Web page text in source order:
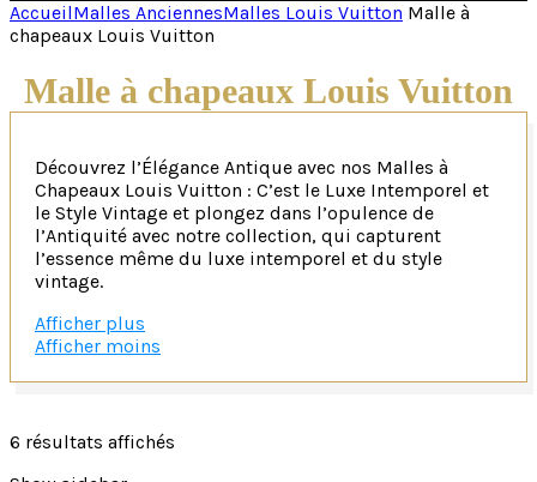
AccueilMalles AnciennesMalles Louis Vuitton Malle à
chapeaux Louis Vuitton
Malle à chapeaux Louis Vuitton
Découvrez l’Élégance Antique avec nos Malles à
Chapeaux Louis Vuitton : C’est le Luxe Intemporel et
le Style Vintage et plongez dans l’opulence de
l’Antiquité avec notre collection, qui capturent
l’essence même du luxe intemporel et du style
vintage.
Fabriquées avec un savoir-faire artisanal
exceptionnel et ornées de détails exquis, nos malles
Un savoir-faire d’exception et la toile Monogram
Afficher plus
Afficher moins
6 résultats affichés